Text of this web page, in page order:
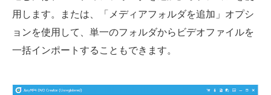
用します。または、「メディアフォルダを追加」オプシ
ョンを使用して、単一のフォルダからビデオファイルを
一括インポートすることもできます。